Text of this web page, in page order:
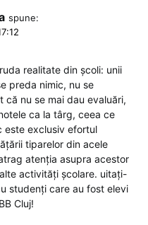
spune:
realitate din școli: unii
preda nimic, nu se
nu se mai dau evaluări,
ca la târg, ceea ce
este exclusiv efortul
tiparelor din acele
atenția asupra acestor
activități școlare. uitați-
studenți care au fost elevi
Cluj!